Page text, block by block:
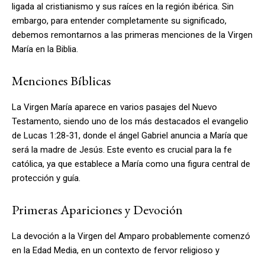
ligada al cristianismo y sus raíces en la región ibérica. Sin
embargo, para entender completamente su significado,
debemos remontarnos a las primeras menciones de la Virgen
María en la Biblia.
Menciones Bíblicas
La Virgen María aparece en varios pasajes del Nuevo
Testamento, siendo uno de los más destacados el evangelio
de Lucas 1:28-31, donde el ángel Gabriel anuncia a María que
será la madre de Jesús. Este evento es crucial para la fe
católica, ya que establece a María como una figura central de
protección y guía.
Primeras Apariciones y Devoción
La devoción a la Virgen del Amparo probablemente comenzó
en la Edad Media, en un contexto de fervor religioso y